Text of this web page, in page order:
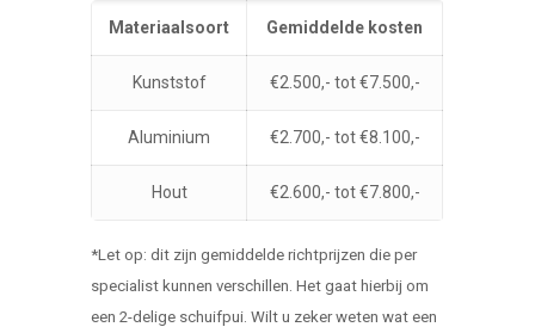
Materiaalsoort Gemiddelde kosten
Kunststof €2.500,- tot €7.500,-
Aluminium €2.700,- tot €8.100,-
Hout €2.600,- tot €7.800,-
*Let op: dit zijn gemiddelde richtprijzen die per
specialist kunnen verschillen. Het gaat hierbij om
een 2-delige schuifpui. Wilt u zeker weten wat een